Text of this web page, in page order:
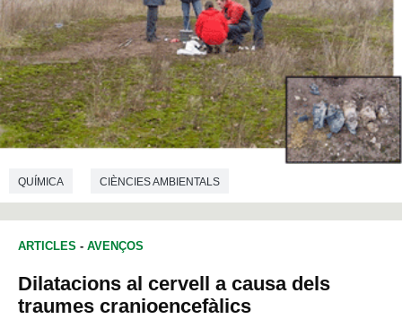
QUÍMICA CIÈNCIES AMBIENTALS
ARTICLES - AVENÇOS
Dilatacions al cervell a causa dels
traumes cranioencefàlics